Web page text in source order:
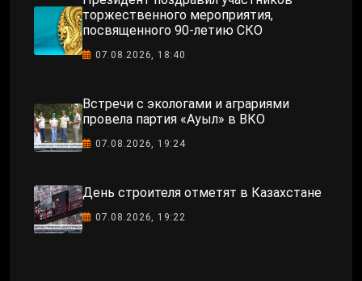
торжественного мероприятия,
посвященного 90-летию СКО
07.08.2026, 18:40
Встречи с экологами и аграриями
провела партия «Ауыл» в ВКО
07.08.2026, 19:24
День строителя отметят в Казахстане
07.08.2026, 19:22